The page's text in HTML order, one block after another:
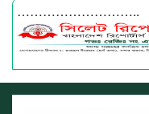
………………………..